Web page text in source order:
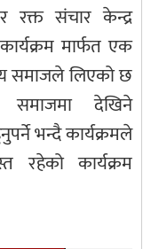
रक्त संचार केन्द्र
मार्फत एक
समाजले लिएको छ
समाजमा देखिने
भन्दै कार्यक्रमले
रहेको कार्यक्रम